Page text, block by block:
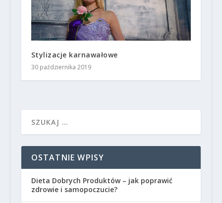
Stylizacje karnawałowe
30 października 2019
OSTATNIE WPISY
Dieta Dobrych Produktów – jak poprawić
zdrowie i samopoczucie?